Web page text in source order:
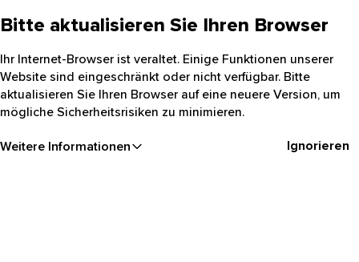
Bitte aktualisieren Sie Ihren Browser
Ihr Internet-Browser ist veraltet. Einige Funktionen unserer
Website sind eingeschränkt oder nicht verfügbar. Bitte
aktualisieren Sie Ihren Browser auf eine neuere Version, um
mögliche Sicherheitsrisiken zu minimieren.
Weitere Informationen Ignorieren